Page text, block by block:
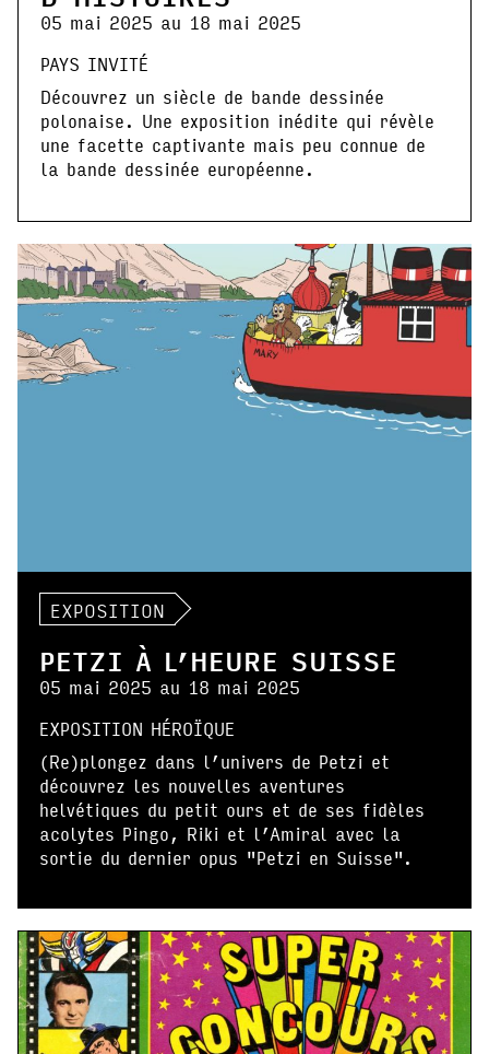
05 mai 2025 au 18 mai 2025
PAYS INVITÉ
Découvrez un siècle de bande dessinée
polonaise. Une exposition inédite qui révèle
une facette captivante mais peu connue de
la bande dessinée européenne.
EXPOSITION
PETZI À L’HEURE SUISSE
05 mai 2025 au 18 mai 2025
EXPOSITION HÉROÏQUE
(Re)plongez dans l’univers de Petzi et
découvrez les nouvelles aventures
helvétiques du petit ours et de ses fidèles
acolytes Pingo, Riki et l’Amiral avec la
sortie du dernier opus "Petzi en Suisse".